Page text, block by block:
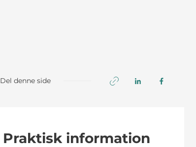
Del denne side
Praktisk information